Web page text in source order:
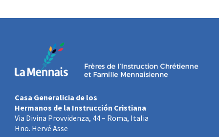
Casa Generalicia de los
Hermanos de la Instrucción Cristiana
Via Divina Provvidenza, 44 – Roma, Italia
Hno. Hervé Asse